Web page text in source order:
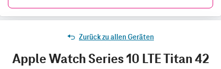
Zurück zu allen Geräten
Apple Watch Series 10 LTE Titan 42